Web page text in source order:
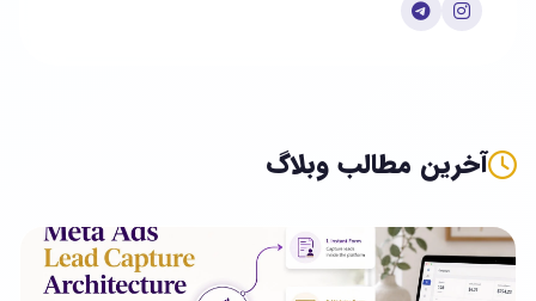
آخرین مطالب وبلاگ